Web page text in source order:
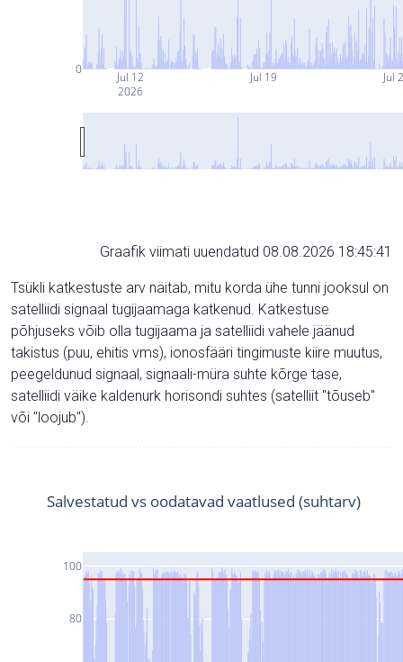
Jul 12
2026
Jul 19 Jul
0
Graafik viimati uuendatud 08.08.2026 18:45:41
Tsükli katkestuste arv näitab, mitu korda ühe tunni jooksul on
satelliidi signaal tugijaamaga katkenud. Katkestuse
põhjuseks võib olla tugijaama ja satelliidi vahele jäänud
takistus (puu, ehitis vms), ionosfääri tingimuste kiire muutus,
peegeldunud signaal, signaali-müra suhte kõrge tase,
satelliidi väike kaldenurk horisondi suhtes (satelliit "tõuseb"
või "loojub").
80
100
Salvestatud vs oodatavad vaatlused (suhtarv)